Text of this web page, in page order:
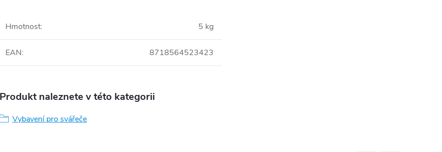
Hmotnost: 5 kg
EAN: 8718564523423
Produkt naleznete v této kategorii
Vybavení pro svářeče